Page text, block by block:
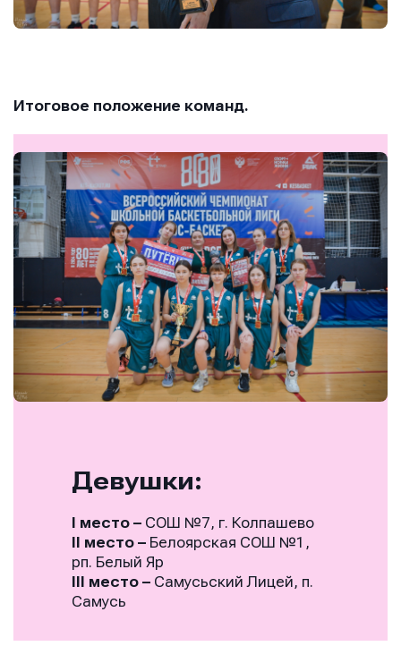
Итоговое положение команд.
Девушки:
I место – СОШ №7, г. Колпашево
II место – Белоярская СОШ №1,
рп. Белый Яр
III место – Самусьский Лицей, п.
Самусь